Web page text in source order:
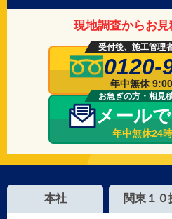
現地調査からお
受付後、施工管理
0120-
年中無休
お急ぎの方・相見
メール
年中無休24
本社 関東１０